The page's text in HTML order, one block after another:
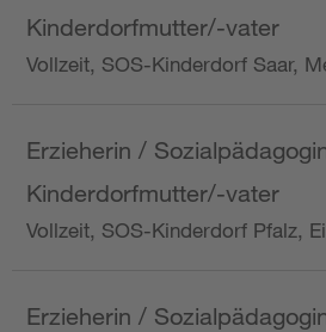
Kinderdorfmutter/-vater
Vollzeit, SOS-Kinderdorf Saar,
Erzieherin /
Kinderdorfmutter/-vater
Vollzeit, SOS-Kinderdorf Pfalz,
Erzieherin /